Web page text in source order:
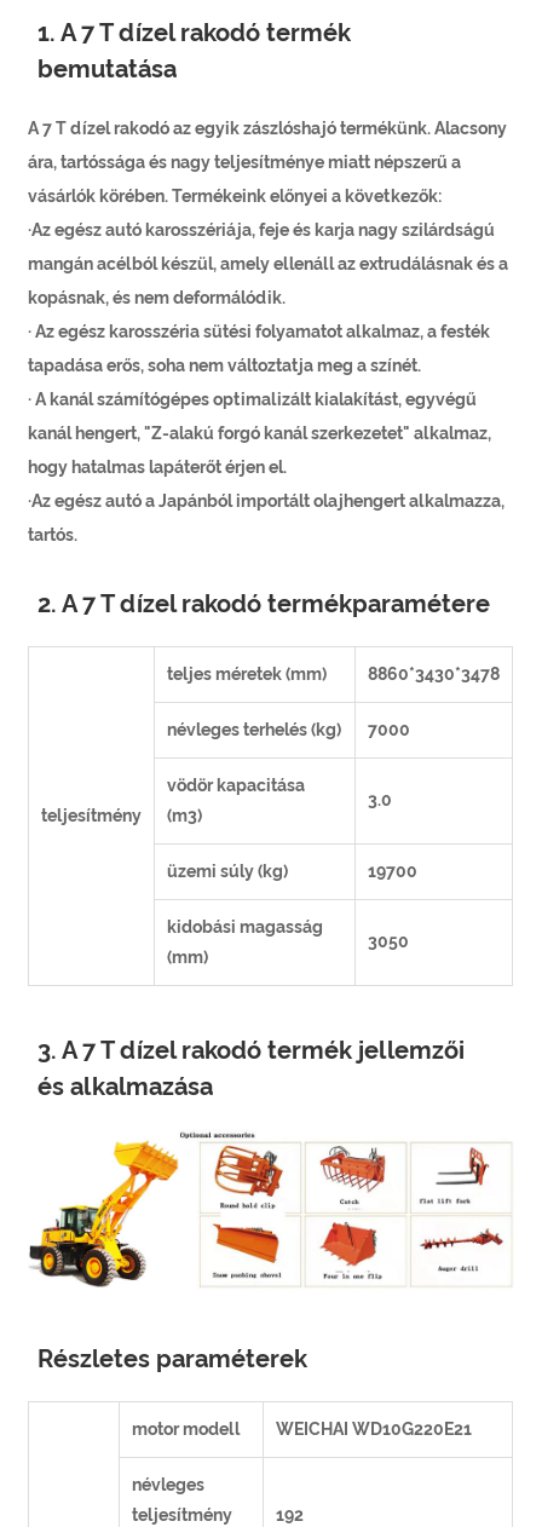
1. A 7 T dízel rakodó termék
bemutatása
A 7 T dízel rakodó az egyik zászlóshajó termékünk. Alacsony
ára, tartóssága és nagy teljesítménye miatt népszerű a
vásárlók körében. Termékeink előnyei a következők:
·Az egész autó karosszériája, feje és karja nagy szilárdságú
mangán acélból készül, amely ellenáll az extrudálásnak és a
kopásnak, és nem deformálódik.
· Az egész karosszéria sütési folyamatot alkalmaz, a festék
tapadása erős, soha nem változtatja meg a színét.
· A kanál számítógépes optimalizált kialakítást, egyvégű
kanál hengert, "Z-alakú forgó kanál szerkezetet" alkalmaz,
hogy hatalmas lapáterőt érjen el.
·Az egész autó a Japánból importált olajhengert alkalmazza,
tartós.
2. A 7 T dízel rakodó termékparamétere
teljesítmény
teljes méretek (mm) 8860*3430*3478
névleges terhelés (kg) 7000
vödör kapacitása
(m3)
3.0
üzemi súly (kg) 19700
kidobási magasság
(mm)
3050
3. A 7 T dízel rakodó termék jellemzői
és alkalmazása
Részletes paraméterek
motor modell WEICHAI WD10G220E21
névleges
teljesítmény
192